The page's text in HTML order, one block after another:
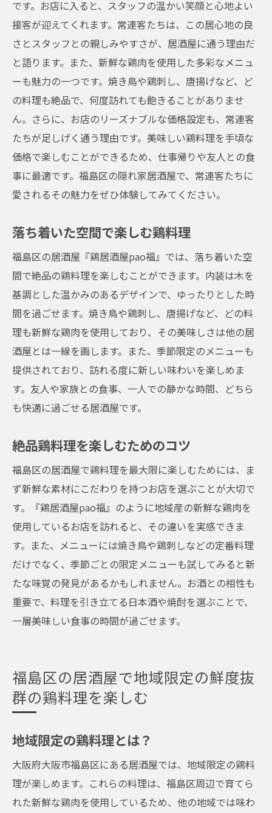
です。お店に入ると、スタッフの温かい笑顔と心地よい
接客が迎えてくれます。常連客たちは、この居心地の良
さとスタッフとの親しみやすさが、居酒屋に通う理由だ
と語ります。また、新鮮な鶏肉を使用した多彩なメニュ
ーも魅力の一つです。焼き鳥や鶏刺し、唐揚げなど、ど
の料理も絶品で、何度訪れても飽きることがありませ
ん。さらに、お店のリーズナブルな価格設定も、常連客
たちが足しげく通う理由です。美味しい鶏料理を手頃な
価格で楽しむことができるため、仕事帰りや友人との食
事に最適です。福島区の隠れ家居酒屋で、常連客たちに
愛されるその魅力をぜひ体験してみてください。
落ち着いた空間で楽しむ鶏料理
福島区の居酒屋『鶏居酒屋pao福』では、落ち着いた空
間で絶品の鶏料理を楽しむことができます。内装は木を
基調とした温かみのあるデザインで、ゆったりとした時
間を過ごせます。焼き鳥や鶏刺し、唐揚げなど、どの料
理も新鮮な鶏肉を使用しており、その美味しさは他の居
酒屋とは一線を画します。また、季節限定のメニューも
提供されており、訪れる度に新しい味わいを楽しめま
す。友人や家族との食事、一人での静かな時間、どちら
も快適に過ごせる居酒屋です。
絶品鶏料理を楽しむためのコツ
福島区の居酒屋で鶏料理を最大限に楽しむためには、ま
ず新鮮な素材にこだわりを持つお店を選ぶことが大切で
す。『鶏居酒屋pao福』のように地域産の新鮮な鶏肉を
使用しているお店を訪れると、その違いを実感できま
す。また、メニューには焼き鳥や鶏刺しなどの定番料理
だけでなく、季節ごとの限定メニューも試してみると新
たな味覚の発見があるかもしれません。お酒との相性も
重要で、料理を引き立てる日本酒や焼酎を選ぶことで、
一層美味しい食事の時間が過ごせます。
福島区の居酒屋で地域限定の鮮度抜
群の鶏料理を楽しむ
地域限定の鶏料理とは？
大阪府大阪市福島区にある居酒屋では、地域限定の鶏料
理が楽しめます。これらの料理は、福島区周辺で育てら
れた新鮮な鶏肉を使用しているため、他の地域では味わ